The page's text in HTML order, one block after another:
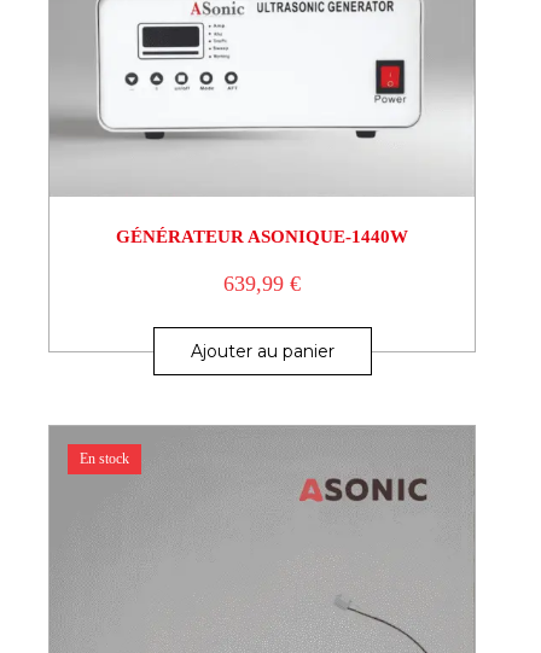
GÉNÉRATEUR ASONIQUE-1440W
639,99€
Ajouter au panier
En stock